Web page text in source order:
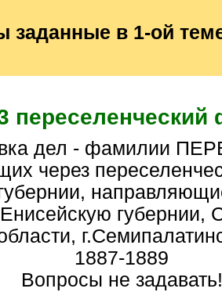
заданные в 1-ой
переселенческий
через
губернии,
1887-1889
Вопросы не задавать!